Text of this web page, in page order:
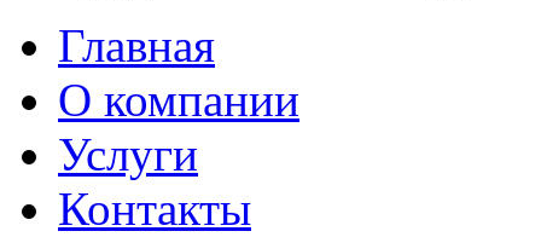
Главная
О компании
Услуги
Контакты